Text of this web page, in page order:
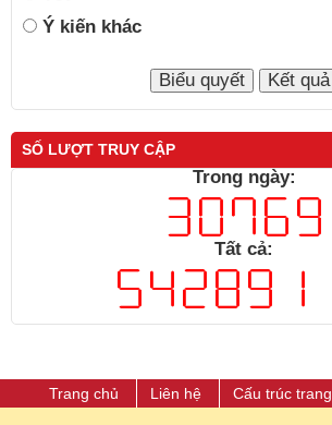
Ý kiến khác
SỐ LƯỢT TRUY CẬP
Trong ngày:
Tất cả:
Trang chủ Liên hệ Cấu trúc trang